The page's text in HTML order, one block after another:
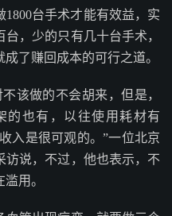
台手术才能有效益，实
，少的只有几十台手术，
了赚回成本的可行之道。
该做的不会胡来，但是，
的也有，以往使用耗材有
入是很可观的。”一位北京
访说，不过，他也表示，不
用。